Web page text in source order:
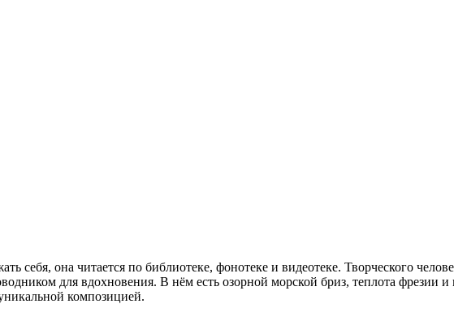
себя, она читается по библиотеке, фонотеке и видеотеке.
для вдохновения. В нём есть озорной морской бриз, теплота фрезии
композицией.